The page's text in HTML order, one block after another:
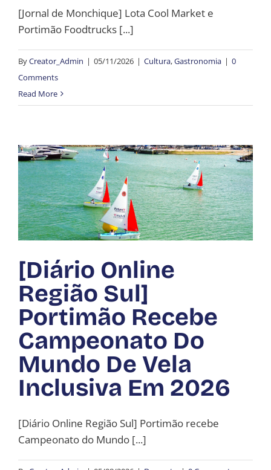
[Jornal de Monchique] Lota Cool Market e
Portimão Foodtrucks [...]
ByCreator_Admin | 05/11/2026 | Cultura,Gastronomia | 0
Comments
Read More
[Diário Online
Região Sul]
Portimão Recebe
Campeonato Do
Mundo De Vela
Inclusiva Em 2026
[Diário Online Região Sul] Portimão recebe
Campeonato do Mundo [...]